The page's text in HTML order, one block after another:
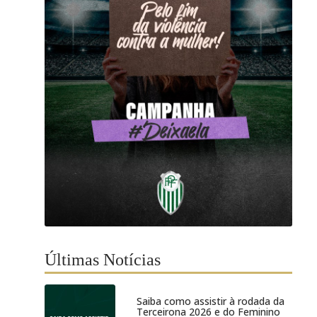
Últimas Notícias
Saiba como assistir à rodada da
Terceirona 2026 e do Feminino